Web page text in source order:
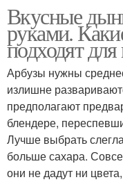
Вкусные
руками.
подходят для
Арбузы нужны
излишне
предполагают
блендере,
Лучше выбрать
больше сахара.
они не дадут ни